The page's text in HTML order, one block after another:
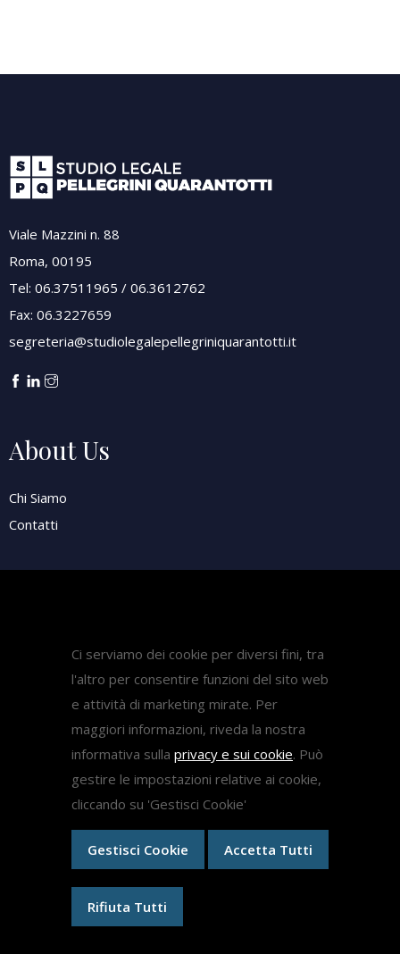
Ci serviamo dei cookie per diversi fini, tra
l'altro per consentire funzioni del sito web
e attività di marketing mirate. Per
maggiori informazioni, riveda la nostra
informativa sulla privacy e sui cookie. Può
gestire le impostazioni relative ai cookie,
cliccando su 'Gestisci Cookie'
Gestisci Cookie Accetta Tutti
Rifiuta Tutti
Viale Mazzini n. 88
Roma, 00195
Tel: 06.37511965 / 06.3612762
Fax: 06.3227659
segreteria@studiolegalepellegriniquarantotti.it
About Us
Chi Siamo
Contatti
Pubblicazioni
Diritto Sanitario
Diritto del lavoro
Come fare ricorso medicina
Ricorsi
Ricorsi Test Medicina 2024
Medici Ex Specializzandi
Ricorsi specializzazioni mediche